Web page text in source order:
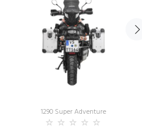
1290 Super Adventure